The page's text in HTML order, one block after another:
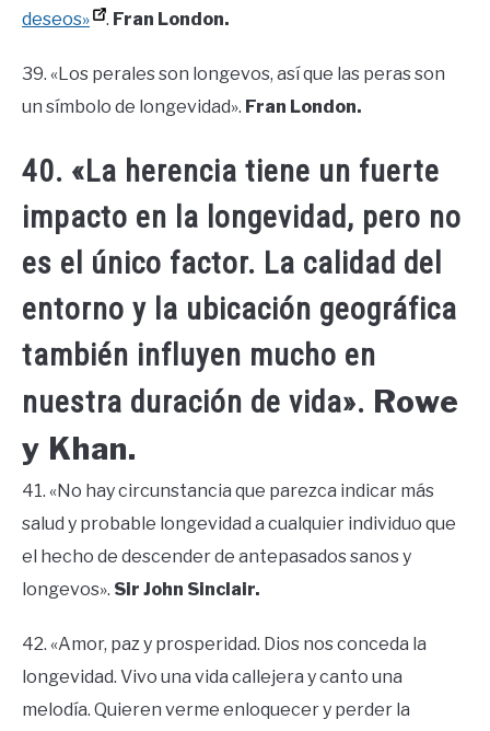
deseos» . Fran London.
39. «Los perales son longevos, así que las peras son
un símbolo de longevidad». Fran London.
40. «La herencia tiene un fuerte
impacto en la longevidad, pero no
es el único factor. La calidad del
entorno y la ubicación geográfica
también influyen mucho en
nuestra duración de vida». Rowe
y Khan.
41. «No hay circunstancia que parezca indicar más
salud y probable longevidad a cualquier individuo que
el hecho de descender de antepasados sanos y
longevos». Sir John Sinclair.
42. «Amor, paz y prosperidad. Dios nos conceda la
longevidad. Vivo una vida callejera y canto una
melodía. Quieren verme enloquecer y perder la